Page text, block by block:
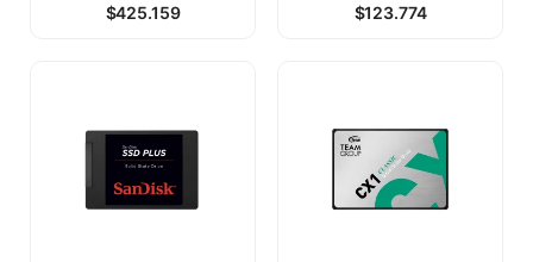
$425.159 $123.774